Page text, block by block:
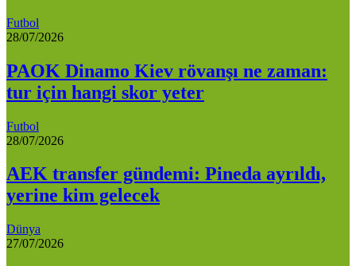
Futbol
28/07/2026
PAOK Dinamo Kiev rövanşı ne zaman:
tur için hangi skor yeter
Futbol
28/07/2026
AEK transfer gündemi: Pineda ayrıldı,
yerine kim gelecek
Dünya
27/07/2026